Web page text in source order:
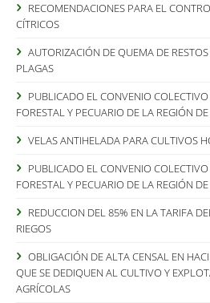
RECOMENDACIONES PARA EL
CÍTRICOS
AUTORIZACIÓN DE QUEMA DE
PLAGAS
PUBLICADO EL CONVENIO
FORESTAL Y PECUARIO DE LA REGIÓN
VELAS ANTIHELADA PARA CULTIVOS
PUBLICADO EL CONVENIO
FORESTAL Y PECUARIO DE LA REGIÓN
REDUCCION DEL 85% EN LA TARIFA
RIEGOS
OBLIGACIÓN DE ALTA CENSAL EN
QUE SE DEDIQUEN AL CULTIVO Y
AGRÍCOLAS